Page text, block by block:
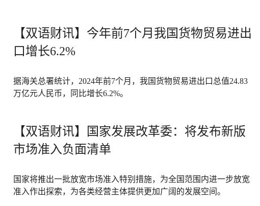
【双语财讯】今年前7个月我国货物贸易进出
口增长6.2%
据海关总署统计，2024年前7个月，我国货物贸易进出口总值24.83
万亿元人民币，同比增长6.2%。
【双语财讯】国家发展改革委：将发布新版
市场准入负面清单
国家将推出一批放宽市场准入特别措施，为全国范围内进一步放宽
准入作出探索，为各类经营主体提供更加广阔的发展空间。